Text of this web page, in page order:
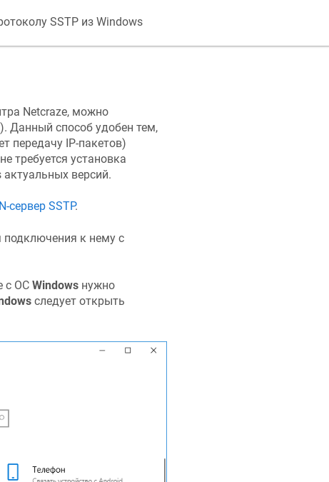
SSTP из Windows
Netcraze, можно
). Данный способ удобен тем,
передачу IP-пакетов)
требуется установка
версий.
сервер SSTP.
к нему с
с ОС Windowsнужно
следует открыть